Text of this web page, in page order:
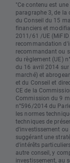
"Ce contenu est
paragraphe 3, de
du Conseil du 15
financiers et
2011/61 /UE
recommandation
recommandant ou
du règlement (UE)
du 16 avril 2014
marché) et
et du Conseil et
CE de la
Commission du 9
n°596/2014 du
les normes
techniques de
d'investissement
suggérant une
d'intérêts
autre conseil, y
investissement, au